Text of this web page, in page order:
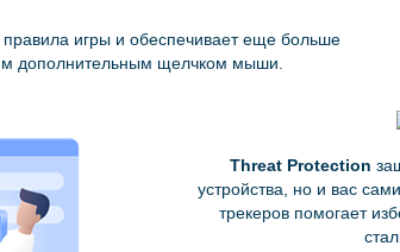
игры и обеспечивает еще больше
дополнительным щелчком мыши.
Threat Protection
устройства, но и вас
трекеров помогает